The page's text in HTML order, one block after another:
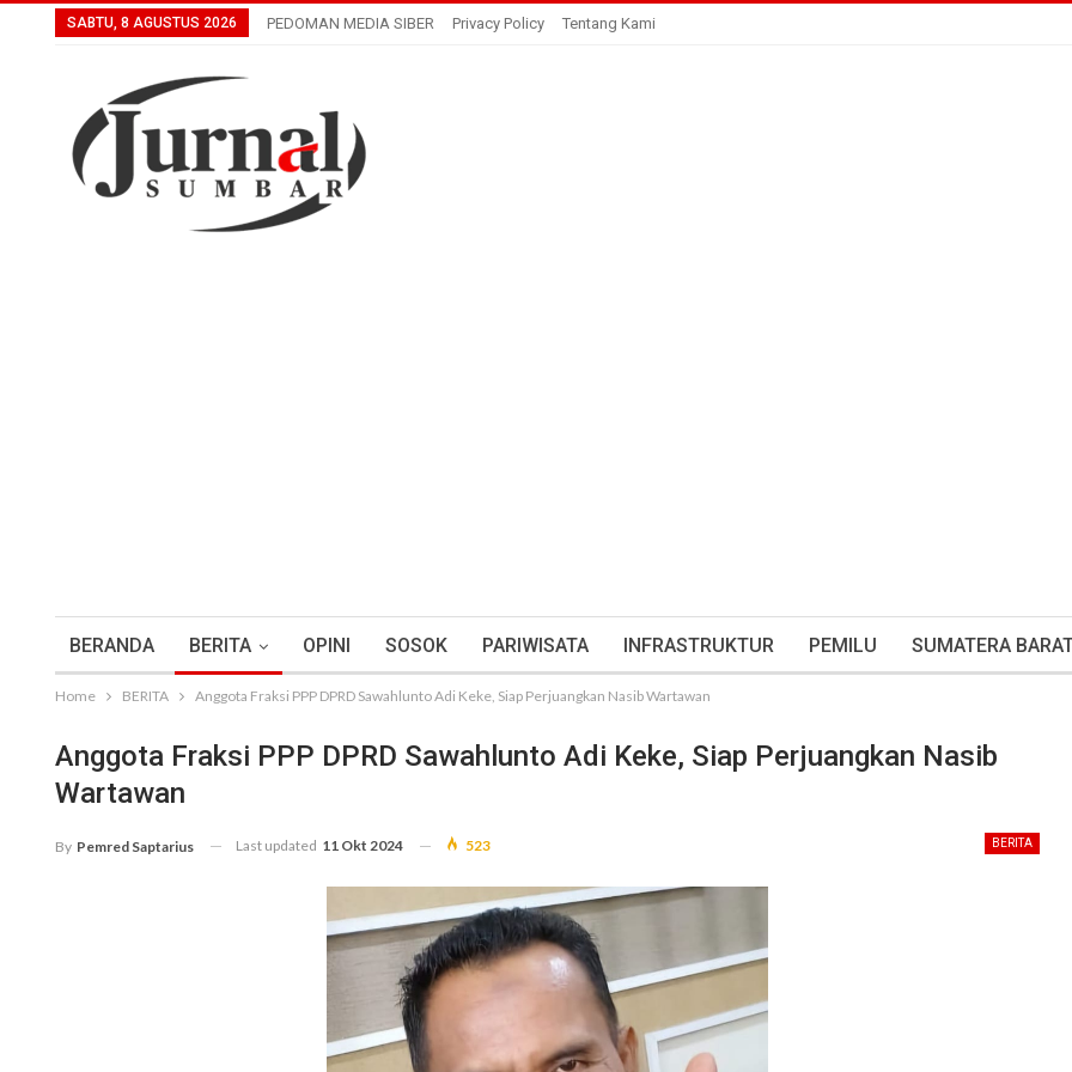
SABTU, 8 AGUSTUS 2026 PEDOMAN MEDIA SIBER Privacy Policy Tentang Kami
BERANDA BERITA OPINI SOSOK PARIWISATA INFRASTRUKTUR PEMILU SUMATERA
Home BERITA Anggota Fraksi PPP DPRD Sawahlunto Adi Keke, Siap Perjuangkan Nasib Wartawan
Anggota Fraksi PPP DPRD Sawahlunto Adi Keke, Siap Perjuangkan Nasib
Wartawan
BERITA
By Pemred Saptarius Last updated 11 Okt 2024 523